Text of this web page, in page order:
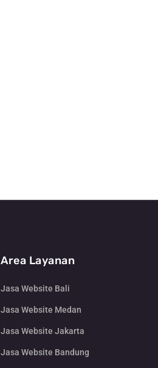
Area Layanan
Jasa Website Bali
Jasa Website Medan
Jasa Website Jakarta
Jasa Website Bandung